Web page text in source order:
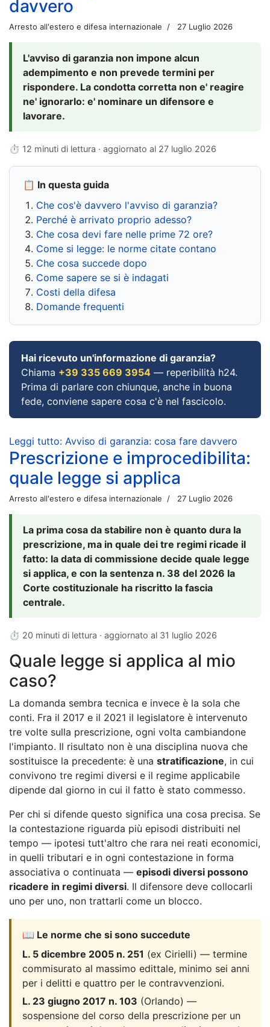
davvero
Arresto all'estero e difesa internazionale 27 Luglio 2026
L'avviso di garanzia non impone alcun
adempimento e non prevede termini per
rispondere. La condotta corretta non e' reagire
ne' ignorarlo: e' nominare un difensore e
lavorare.
⏱ 12 minuti di lettura · aggiornato al 27 luglio 2026
📋 In questa guida
Che cos'è davvero l'avviso di garanzia?
Perché è arrivato proprio adesso?
Che cosa devi fare nelle prime 72 ore?
Come si legge: le norme citate contano
Che cosa succede dopo
Come sapere se si è indagati
Costi della difesa
Domande frequenti
Hai ricevuto un'informazione di garanzia?
Chiama +39 335 669 3954 — reperibilità h24.
Prima di parlare con chiunque, anche in buona
fede, conviene sapere cosa c'è nel fascicolo.
Leggi tutto: Avviso di garanzia: cosa fare davvero
Prescrizione e improcedibilita:
quale legge si applica
Arresto all'estero e difesa internazionale 27 Luglio 2026
La prima cosa da stabilire non è quanto dura la
prescrizione, ma in quale dei tre regimi ricade il
fatto: la data di commissione decide quale legge
si applica, e con la sentenza n. 38 del 2026 la
Corte costituzionale ha riscritto la fascia
centrale.
⏱ 20 minuti di lettura · aggiornato al 31 luglio 2026
Quale legge si applica al mio
caso?
La domanda sembra tecnica e invece è la sola che
conti. Fra il 2017 e il 2021 il legislatore è intervenuto
tre volte sulla prescrizione, ogni volta cambiandone
l'impianto. Il risultato non è una disciplina nuova che
sostituisce la precedente: è una stratificazione, in cui
convivono tre regimi diversi e il regime applicabile
dipende dal giorno in cui il fatto è stato commesso.
Per chi si difende questo significa una cosa precisa. Se
la contestazione riguarda più episodi distribuiti nel
tempo — ipotesi tutt'altro che rara nei reati economici,
in quelli tributari e in ogni contestazione in forma
associativa o continuata — episodi diversi possono
ricadere in regimi diversi. Il difensore deve collocarli
uno per uno, non trattarli come un blocco.
📖 Le norme che si sono succedute
L. 5 dicembre 2005 n. 251 (ex Cirielli) — termine
commisurato al massimo edittale, minimo sei anni
per i delitti e quattro per le contravvenzioni.
L. 23 giugno 2017 n. 103 (Orlando) —
sospensione del corso della prescrizione per un